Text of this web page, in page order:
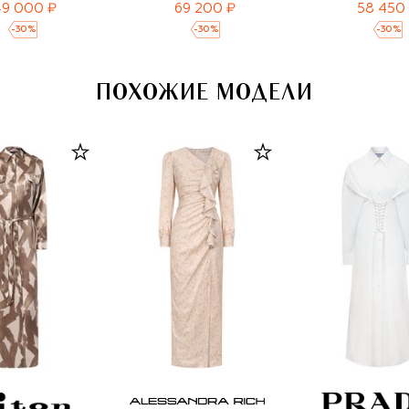
000 ₽
-30 %
69 200 ₽
-30 %
58 450
-30 %
ПОХОЖИЕ МОДЕЛИ